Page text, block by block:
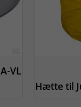
VL
Hætte til